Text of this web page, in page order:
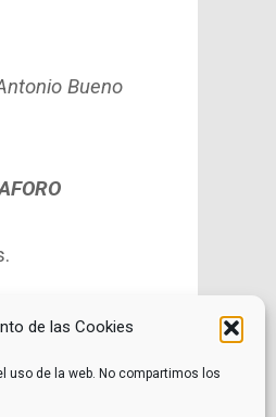
de las Cookies
de la web. No compartimos los
Bueno